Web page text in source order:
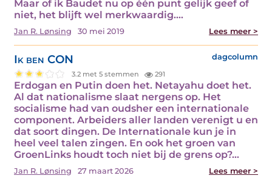
Maar of ik Baudet nu op één punt gelijk geef of
niet, het blijft wel merkwaardig.…
Jan R. Lønsing 30 mei 2019 Lees meer >
Ik ben CON dagcolumn
3.2 met 5 stemmen 291
Erdogan en Putin doen het. Netayahu doet het.
Al dat nationalisme slaat nergens op. Het
socialisme had van oudsher een internationale
component. Arbeiders aller landen verenigt u en
dat soort dingen. De Internationale kun je in
heel veel talen zingen. En ook het groen van
GroenLinks houdt toch niet bij de grens op?…
Jan R. Lønsing 27 maart 2026 Lees meer >